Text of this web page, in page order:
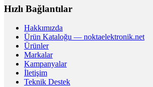
Hızlı Bağlantılar
Hakkımızda
Ürün Kataloğu — noktaelektronik.net
Ürünler
Markalar
Kampanyalar
İletişim
Teknik Destek